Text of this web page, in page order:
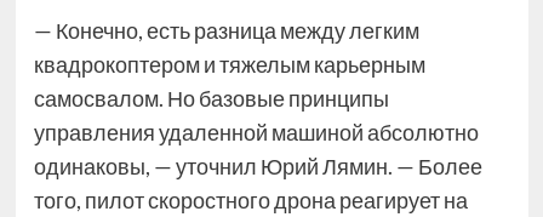
— Конечно, есть разница между легким
квадрокоптером и тяжелым карьерным
самосвалом. Но базовые принципы
управления удаленной машиной абсолютно
одинаковы, — уточнил Юрий Лямин. — Более
того, пилот скоростного дрона реагирует на